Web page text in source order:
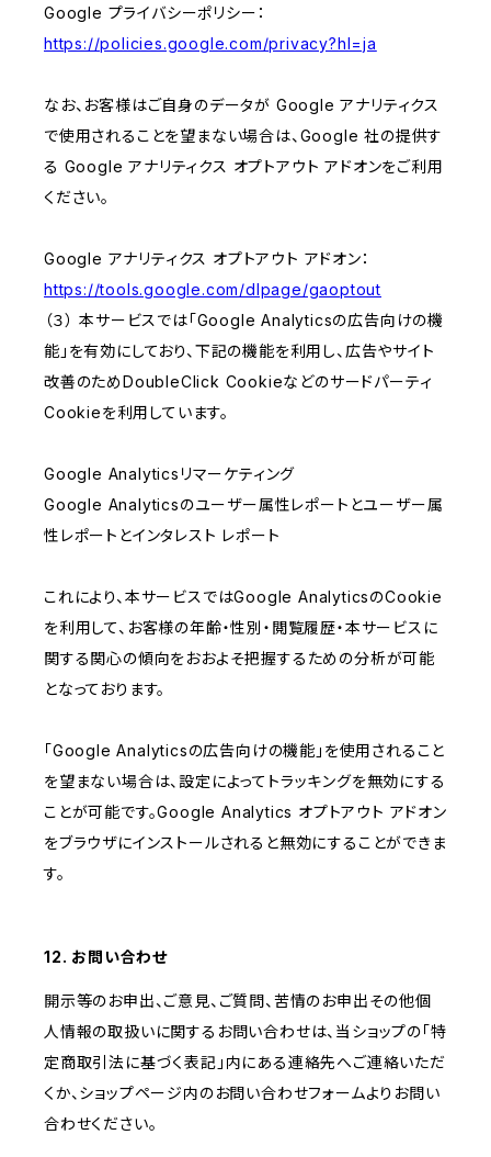
Google プライバシーポリシー：
https://policies.google.com/privacy?hl=ja
なお、お客様はご自身のデータが Google アナリティクス
で使用されることを望まない場合は、Google 社の提供す
る Google アナリティクス オプトアウト アドオンをご利用
ください。
Google アナリティクス オプトアウト アドオン：
https://tools.google.com/dlpage/gaoptout
（３） 本サービスでは「Google Analyticsの広告向けの機
能」を有効にしており、下記の機能を利用し、広告やサイト
改善のためDoubleClick Cookieなどのサードパーティ
Cookieを利用しています。
Google Analyticsリマーケティング
Google Analyticsのユーザー属性レポートとユーザー属
性レポートとインタレスト レポート
これにより、本サービスではGoogle AnalyticsのCookie
を利用して、お客様の年齢・性別・閲覧履歴・本サービスに
関する関心の傾向をおおよそ把握するための分析が可能
となっております。
「Google Analyticsの広告向けの機能」を使用されること
を望まない場合は、設定によってトラッキングを無効にする
ことが可能です。Google Analytics オプトアウト アドオン
をブラウザにインストールされると無効にすることができま
す。
12. お問い合わせ
開示等のお申出、ご意見、ご質問、苦情のお申出その他個
人情報の取扱いに関するお問い合わせは、当ショップの「特
定商取引法に基づく表記」内にある連絡先へご連絡いただ
くか、ショップページ内のお問い合わせフォームよりお問い
合わせください。